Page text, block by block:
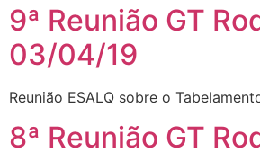
9ª Reunião GT
03/04/19
Reunião ESALQ sobre o
8ª Reunião GT